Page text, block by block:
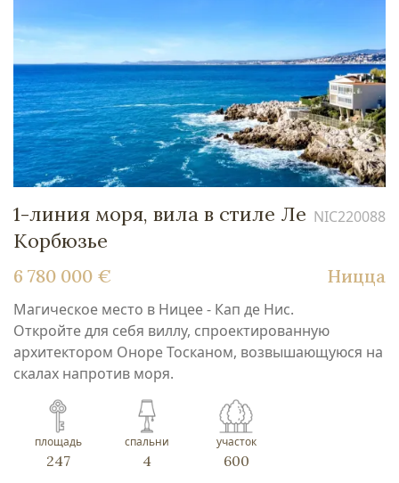
1-линия моря, вила в стиле Ле
Корбюзье
NIC220088
6 780 000 € Ницца
Магическое место в Ницее - Кап де Нис.
Откройте для себя виллу, спроектированную
архитектором Оноре Тосканом, возвышающуюся на
скалах напротив моря.
площадь
247
спальни
4
участок
600